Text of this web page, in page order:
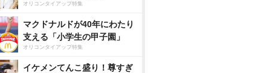
オリコンタイアップ特集
マクドナルドが40年にわたり
支える「小学生の甲子園」
オリコンタイアップ特集
イケメンてんこ盛り！尊すぎ